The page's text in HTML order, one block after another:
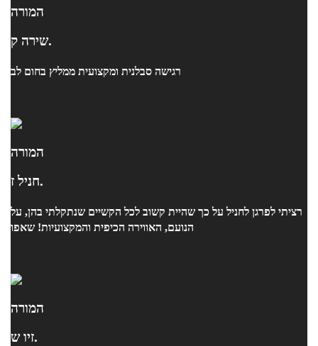
המורה
שירה ק.
רגישה סבלנית ומקצועית ממליץ בחום לב
המורה
חניל ז.
רציתי לפרגן לחניל על כך שהיית קשוב לכל הקשיים שנתקלתי בהן, על
הנועם, האווירה הכיפית והמקצועיות! שאפו
המורה
זיו ש.